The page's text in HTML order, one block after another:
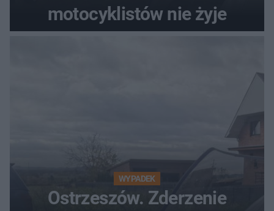
motocyklistów nie żyje
WYPADEK
Ostrzeszów. Zderzenie